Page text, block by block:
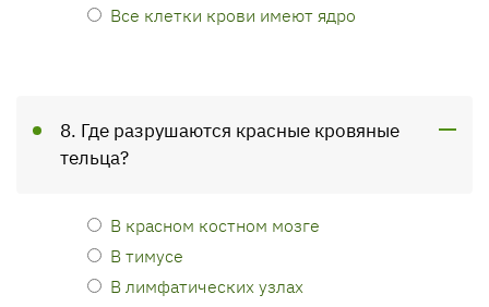
Все клетки крови имеют ядро
8. Где разрушаются красные кровяные
тельца?
В красном костном мозге
В тимусе
В лимфатических узлах